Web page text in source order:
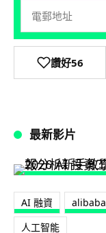
讚好56
最新影片
AI 融資 alibaba
人工智能